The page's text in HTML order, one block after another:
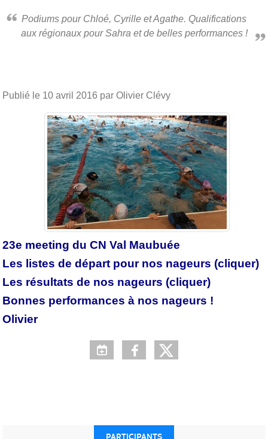
Podiums pour Chloé, Cyrille et Agathe. Qualifications
aux régionaux pour Sahra et de belles performances !
Publié le 10 avril 2016 par Olivier Clévy
23e meeting du CN Val Maubuée
Les listes de départ pour nos nageurs (cliquer)
Les résultats de nos nageurs (cliquer)
Bonnes performances à nos nageurs !
Olivier
PARTICIPANTS